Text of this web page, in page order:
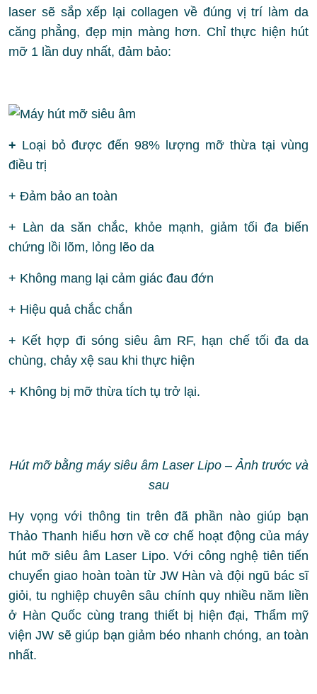
laser sẽ sắp xếp lại collagen về đúng vị trí làm da
căng phẳng, đẹp mịn màng hơn. Chỉ thực hiện hút
mỡ 1 lần duy nhất, đảm bảo:
+ Loại bỏ được đến 98% lượng mỡ thừa tại vùng
điều trị
+ Đảm bảo an toàn
+ Làn da săn chắc, khỏe mạnh, giảm tối đa biến
chứng lồi lõm, lỏng lẽo da
+ Không mang lại cảm giác đau đớn
+ Hiệu quả chắc chắn
+ Kết hợp đi sóng siêu âm RF, hạn chế tối đa da
chùng, chảy xệ sau khi thực hiện
+ Không bị mỡ thừa tích tụ trở lại.
Hút mỡ bằng máy siêu âm Laser Lipo – Ảnh trước và
sau
Hy vọng với thông tin trên đã phần nào giúp bạn
Thảo Thanh hiểu hơn về cơ chế hoạt động của máy
hút mỡ siêu âm Laser Lipo. Với công nghệ tiên tiến
chuyển giao hoàn toàn từ JW Hàn và đội ngũ bác sĩ
giỏi, tu nghiệp chuyên sâu chính quy nhiều năm liền
ở Hàn Quốc cùng trang thiết bị hiện đại, Thẩm mỹ
viện JW sẽ giúp bạn giảm béo nhanh chóng, an toàn
nhất.